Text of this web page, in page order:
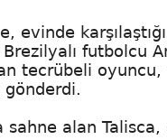
evinde
futbolcu
tecrübeli
gönderdi.
alan